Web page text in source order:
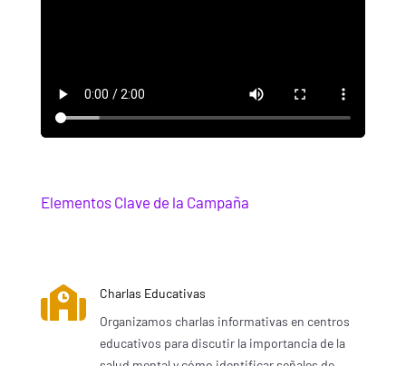
Elementos Clave de la Campaña

Charlas Educativas
Organizamos charlas informativas en centros
educativos para discutir la importancia de la